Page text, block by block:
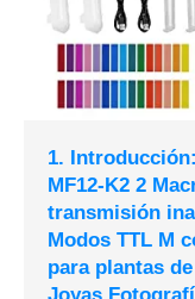
1.
MF12-K2 2
transmisión
Modos TTL M
para plantas